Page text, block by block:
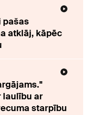
pašas
atklāj, kāpēc
laulību ar
starpību